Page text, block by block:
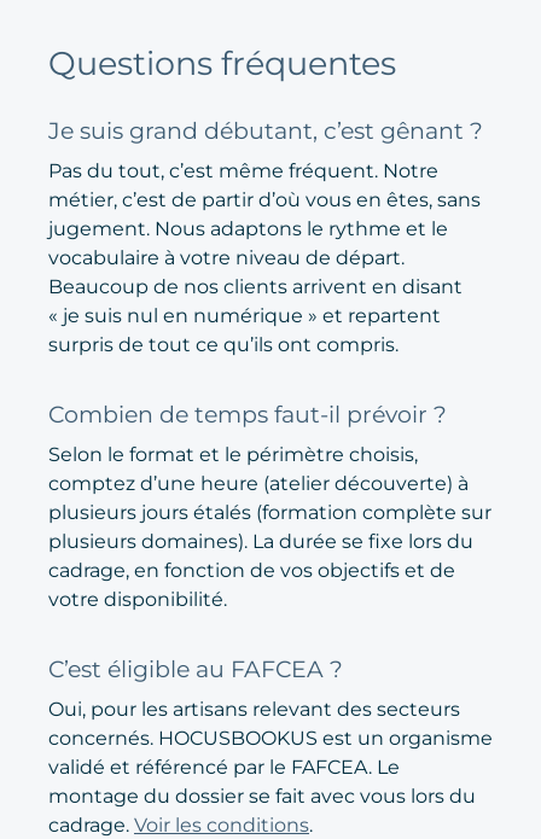
Questions fréquentes
Je suis grand débutant, c’est gênant ?
Pas du tout, c’est même fréquent. Notre
métier, c’est de partir d’où vous en êtes, sans
jugement. Nous adaptons le rythme et le
vocabulaire à votre niveau de départ.
Beaucoup de nos clients arrivent en disant
« je suis nul en numérique » et repartent
surpris de tout ce qu’ils ont compris.
Combien de temps faut-il prévoir ?
Selon le format et le périmètre choisis,
comptez d’une heure (atelier découverte) à
plusieurs jours étalés (formation complète sur
plusieurs domaines). La durée se fixe lors du
cadrage, en fonction de vos objectifs et de
votre disponibilité.
C’est éligible au FAFCEA ?
Oui, pour les artisans relevant des secteurs
concernés. HOCUSBOOKUS est un organisme
validé et référencé par le FAFCEA. Le
montage du dossier se fait avec vous lors du
cadrage. Voir les conditions.